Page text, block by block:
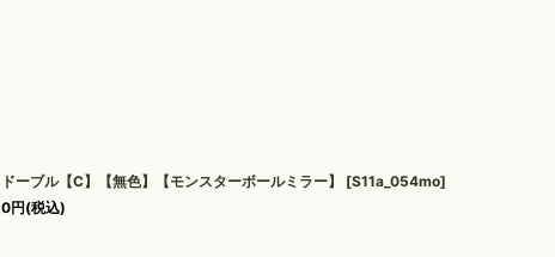
ドーブル【C】【無色】【モンスターボールミラー】 [S11a_054mo]
0円(税込)